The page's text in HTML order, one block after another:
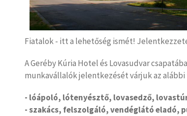
Fiatalok - itt a lehetőség ismét!
A Geréby Kúria Hotel és Lovasudvar
munkavállalók jelentkezését várjuk az
- lóápoló, lótenyésztő, lovasedző,
- szakács, felszolgáló, vendéglátó eladó,